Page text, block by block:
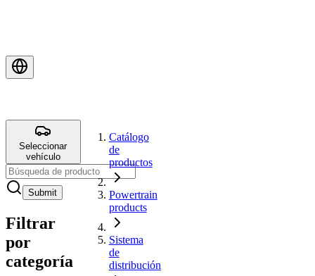
Seleccionar
vehículo
Submit
Filtrar
por
categoría
Catálogo
de
productos
Powertrain
products
Sistema
de
distribución